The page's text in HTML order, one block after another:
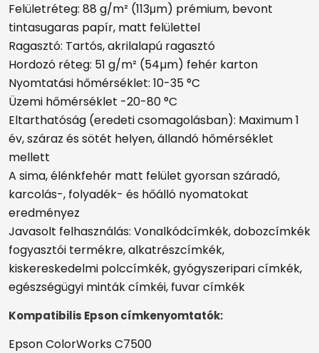
Felületréteg: 88 g/m² (113μm) prémium, bevont
tintasugaras papír, matt felülettel
Ragasztó: Tartós, akrilalapú ragasztó
Hordozó réteg: 51 g/m² (54µm) fehér karton
Nyomtatási hőmérséklet: 10-35 °C
Üzemi hőmérséklet -20-80 °C
Eltarthatóság (eredeti csomagolásban): Maximum 1
év, száraz és sötét helyen, állandó hőmérséklet
mellett
A sima, élénkfehér matt felület gyorsan száradó,
karcolás-, folyadék- és hőálló nyomatokat
eredményez
Javasolt felhasználás: Vonalkódcímkék, dobozcímkék
fogyasztói termékre, alkatrészcímkék,
kiskereskedelmi polccímkék, gyógyszeripari címkék,
egészségügyi minták címkéi, fuvar címkék
Kompatibilis Epson címkenyomtatók:
Epson ColorWorks C7500